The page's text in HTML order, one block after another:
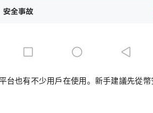
台也有不少用戶在使用。新手建議先從